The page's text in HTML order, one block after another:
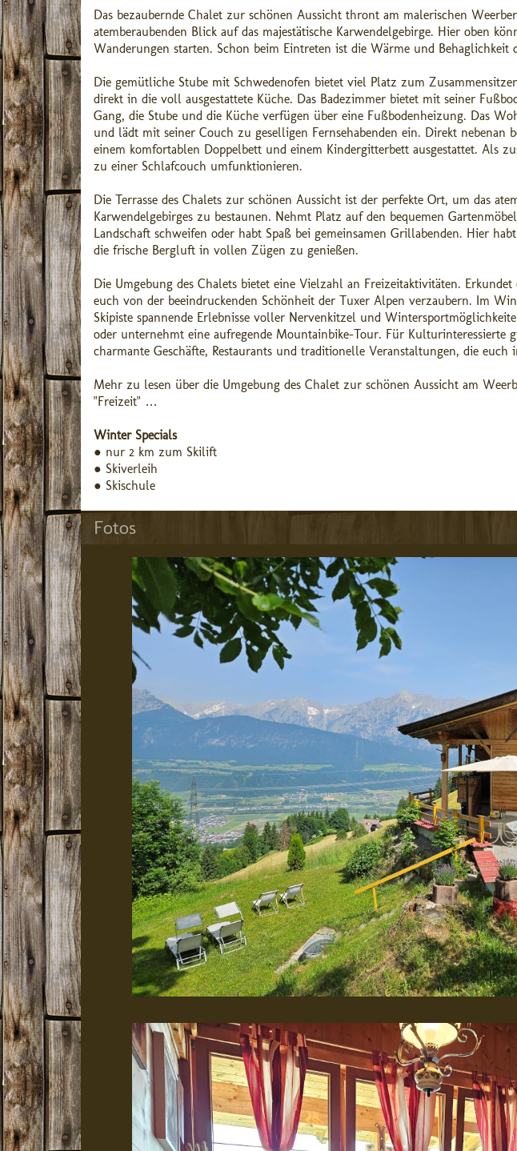
Das bezaubernde Chalet zur schönen Aussicht thront am malerischen
atemberaubenden Blick auf das majestätische Karwendelgebirge. Hier oben
Wanderungen starten. Schon beim Eintreten ist die Wärme und Behaglichkeit
Die gemütliche Stube mit Schwedenofen bietet viel Platz zum
direkt in die voll ausgestattete Küche. Das Badezimmer bietet mit seiner
Gang, die Stube und die Küche verfügen über eine Fußbodenheizung. Das
und lädt mit seiner Couch zu geselligen Fernsehabenden ein. Direkt nebenan
einem komfortablen Doppelbett und einem Kindergitterbett ausgestattet. Als
zu einer Schlafcouch umfunktionieren.
Die Terrasse des Chalets zur schönen Aussicht ist der perfekte Ort, um das
Karwendelgebirges zu bestaunen. Nehmt Platz auf den bequemen
Landschaft schweifen oder habt Spaß bei gemeinsamen Grillabenden. Hier
die frische Bergluft in vollen Zügen zu genießen.
Die Umgebung des Chalets bietet eine Vielzahl an Freizeitaktivitäten.
euch von der beeindruckenden Schönheit der Tuxer Alpen verzaubern. Im
Skipiste spannende Erlebnisse voller Nervenkitzel und
oder unternehmt eine aufregende Mountainbike-Tour. Für Kulturinteressierte
charmante Geschäfte, Restaurants und traditionelle Veranstaltungen, die
Mehr zu lesen über die Umgebung des Chalet zur schönen Aussicht am
"Freizeit" …
Winter Specials
● nur 2 km zum Skilift
● Skiverleih
● Skischule
Fotos